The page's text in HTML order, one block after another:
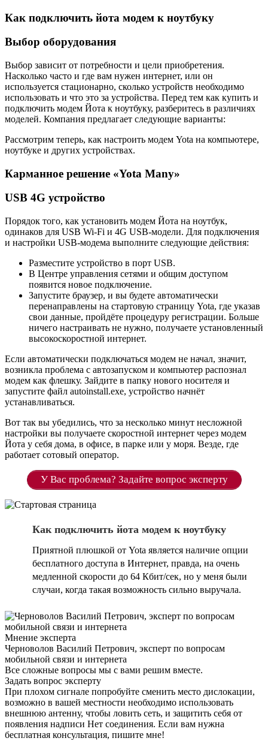
Как подключить йота модем к ноутбуку
Выбор оборудования
Выбор зависит от потребности и цели приобретения.
Насколько часто и где вам нужен интернет, или он
используется стационарно, сколько устройств необходимо
использовать и что это за устройства. Перед тем как купить и
подключить модем Йота к ноутбуку, разберитесь в различиях
моделей. Компания предлагает следующие варианты:
Рассмотрим теперь, как настроить модем Yota на компьютере,
ноутбуке и других устройствах.
Карманное решение «Yota Many»
USB 4G устройство
Порядок того, как установить модем Йота на ноутбук,
одинаков для USB Wi-Fi и 4G USB-модели. Для подключения
и настройки USB-модема выполните следующие действия:
Разместите устройство в порт USB.
В Центре управления сетями и общим доступом
появится новое подключение.
Запустите браузер, и вы будете автоматически
перенаправлены на стартовую страницу Yota, где указав
свои данные, пройдёте процедуру регистрации. Больше
ничего настраивать не нужно, получаете установленный
высокоскоростной интернет.
Если автоматически подключаться модем не начал, значит,
возникла проблема с автозапуском и компьютер распознал
модем как флешку. Зайдите в папку нового носителя и
запустите файл autoinstall.exe, устройство начнёт
устанавливаться.
Вот так вы убедились, что за несколько минут несложной
настройки вы получаете скоростной интернет через модем
Йота у себя дома, в офисе, в парке или у моря. Везде, где
работает сотовый оператор.
У Вас проблема? Задайте вопрос эксперту
Как подключить йота модем к ноутбуку
Приятной плюшкой от Yota является наличие опции
бесплатного доступа в Интернет, правда, на очень
медленной скорости до 64 Кбит/сек, но у меня были
случаи, когда такая возможность сильно выручала.
Мнение эксперта
Черноволов Василий Петрович, эксперт по вопросам
мобильной связи и интернета
Все сложные вопросы мы с вами решим вместе.
Задать вопрос эксперту
При плохом сигнале попробуйте сменить место дислокации,
возможно в вашей местности необходимо использовать
внешнюю антенну, чтобы ловить сеть, и защитить себя от
появления надписи Нет соединения. Если вам нужна
бесплатная консультация, пишите мне!